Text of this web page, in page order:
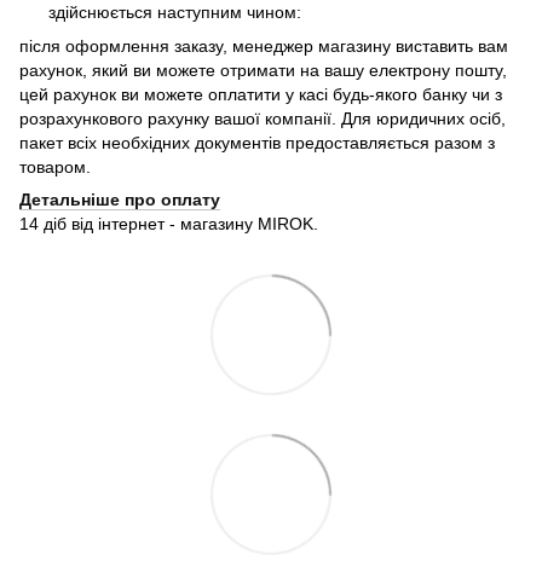
здійснюється наступним чином:
після оформлення заказу, менеджер магазину виставить вам
рахунок, який ви можете отримати на вашу електрону пошту,
цей рахунок ви можете оплатити у касі будь-якого банку чи з
розрахункового рахунку вашої компанії. Для юридичних осіб,
пакет всіх необхідних документів предоставляється разом з
товаром.
Детальніше про оплату
14 діб від інтернет - магазину MIROK.